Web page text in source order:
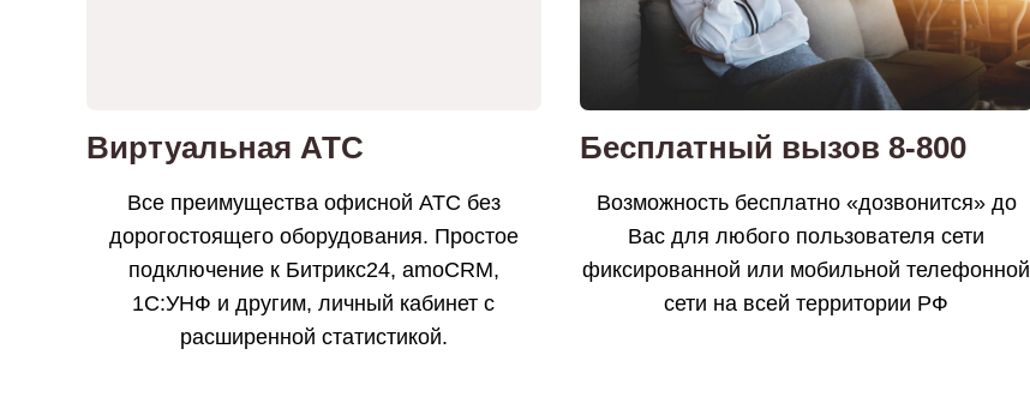
Виртуальная АТС
Все преимущества офисной АТС без
дорогостоящего оборудования. Простое
подключение к Битрикс24, amoCRM,
1C:УНФ и другим, личный кабинет с
расширенной статистикой.
Бесплатный вызов 8-800
Возможность бесплатно «дозвонится» до
Вас для любого пользователя сети
фиксированной или мобильной телефонной
сети на всей территории РФ